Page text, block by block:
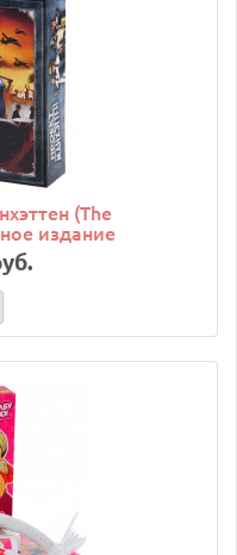
(The
издание